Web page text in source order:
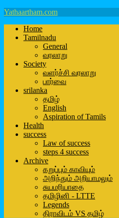
Yathaartham.com
Home
Tamilnadu
General
வரலாறு
Society
வளர்ச்சி வரலாறு
பார்வை
srilanka
தமிழ்
English
Aspiration of Tamils
Health
success
Law of success
steps 4 success
Archive
கறுப்பும் காவியும்
அறிந்தும் அறியாமலும்
சுயமரியாதை
தமிழினி - LTTE
Legends
திராவிடம் VS தமிழ்